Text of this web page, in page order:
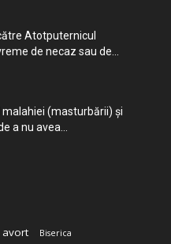
Atotputernicul
de necaz sau de...
malahiei (masturbării) şi
a nu avea...
avort Biserica